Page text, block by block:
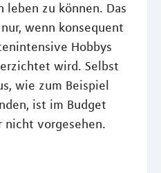
leben zu können. Das
wenn konsequent
Hobbys
wird. Selbst
wie zum Beispiel
ist im Budget
nicht vorgesehen.